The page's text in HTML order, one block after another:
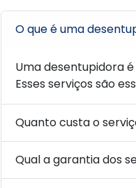
O que é uma
Uma desentupidora
Esses serviços são
Quanto custa o
Qual a garantia dos